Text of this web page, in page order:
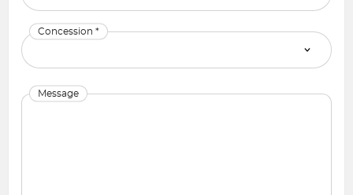
Concession *
Message